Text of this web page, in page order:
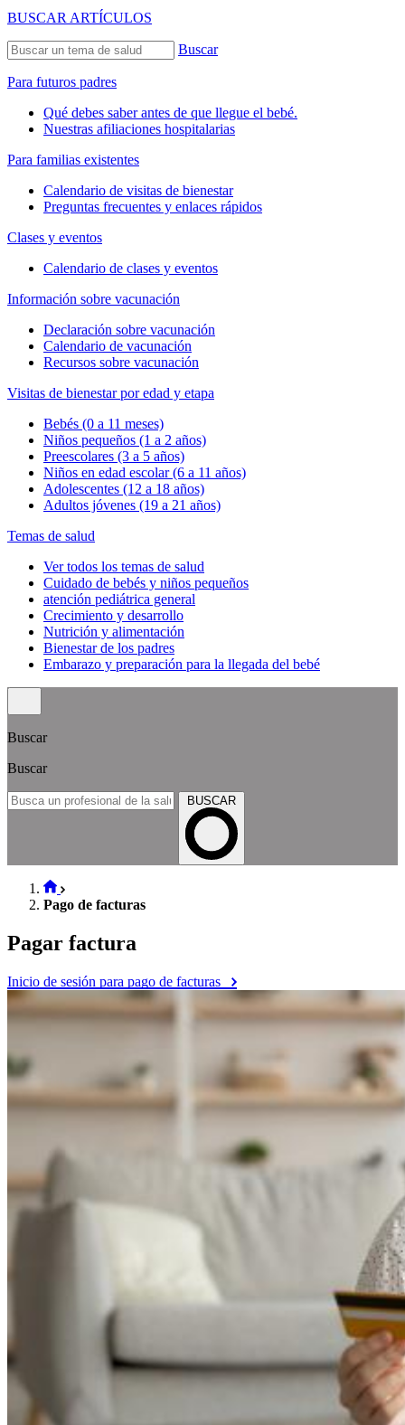
BUSCAR ARTÍCULOS
Buscar
Para futuros padres
Qué debes saber antes de que llegue el bebé.
Nuestras afiliaciones hospitalarias
Para familias existentes
Calendario de visitas de bienestar
Preguntas frecuentes y enlaces rápidos
Clases y eventos
Calendario de clases y eventos
Información sobre vacunación
Declaración sobre vacunación
Calendario de vacunación
Recursos sobre vacunación
Visitas de bienestar por edad y etapa
Bebés (0 a 11 meses)
Niños pequeños (1 a 2 años)
Preescolares (3 a 5 años)
Niños en edad escolar (6 a 11 años)
Adolescentes (12 a 18 años)
Adultos jóvenes (19 a 21 años)
Temas de salud
Ver todos los temas de salud
Cuidado de bebés y niños pequeños
atención pediátrica general
Crecimiento y desarrollo
Nutrición y alimentación
Bienestar de los padres
Embarazo y preparación para la llegada del bebé
Buscar
Buscar
BUSCAR
Pago de facturas
Pagar factura
Inicio de sesión para pago de facturas